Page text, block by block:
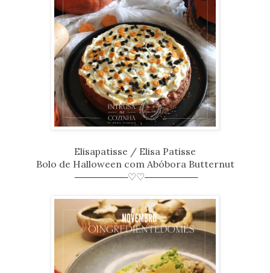
Elisapatisse / Elisa Patisse
Bolo de Halloween com Abóbora Butternut
────────♡♡────────